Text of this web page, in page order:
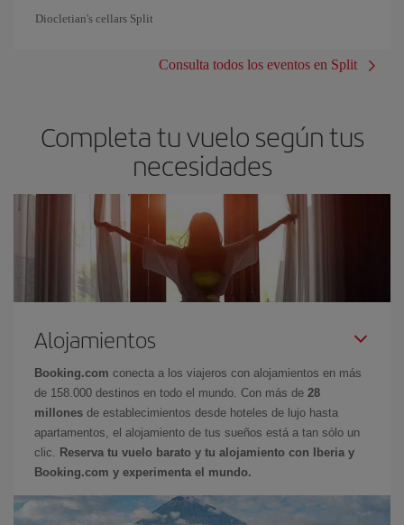
Diocletian's cellars Split
Consulta todos los eventos en Split
Completa tu vuelo según tus
necesidades
Alojamientos
Booking.com conecta a los viajeros con alojamientos en más
de 158.000 destinos en todo el mundo. Con más de 28
millones de establecimientos desde hoteles de lujo hasta
apartamentos, el alojamiento de tus sueños está a tan sólo un
clic.
Reserva tu vuelo barato y tu alojamiento con Iberia y
Booking.com y experimenta el mundo.